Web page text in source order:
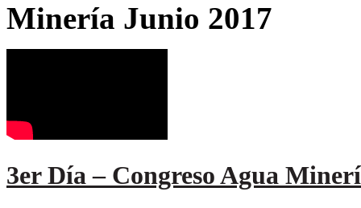
Minería Junio 2017
3er Día – Congreso Agua